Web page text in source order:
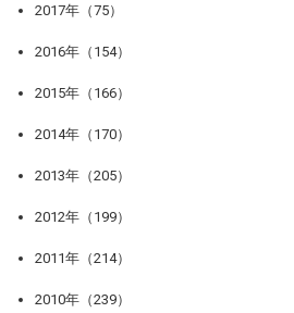
2017年（75）
2016年（154）
2015年（166）
2014年（170）
2013年（205）
2012年（199）
2011年（214）
2010年（239）